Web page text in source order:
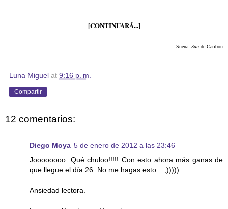
[CONTINUARÁ...]
Suena: Sun de Caribou
Luna Miguel at 9:16 p. m.
Compartir
12 comentarios:
Diego Moya 5 de enero de 2012 a las 23:46
Joooooooo. Qué chuloo!!!!! Con esto ahora más ganas de
que llegue el día 26. No me hagas esto... ;)))))
Ansiedad lectora.